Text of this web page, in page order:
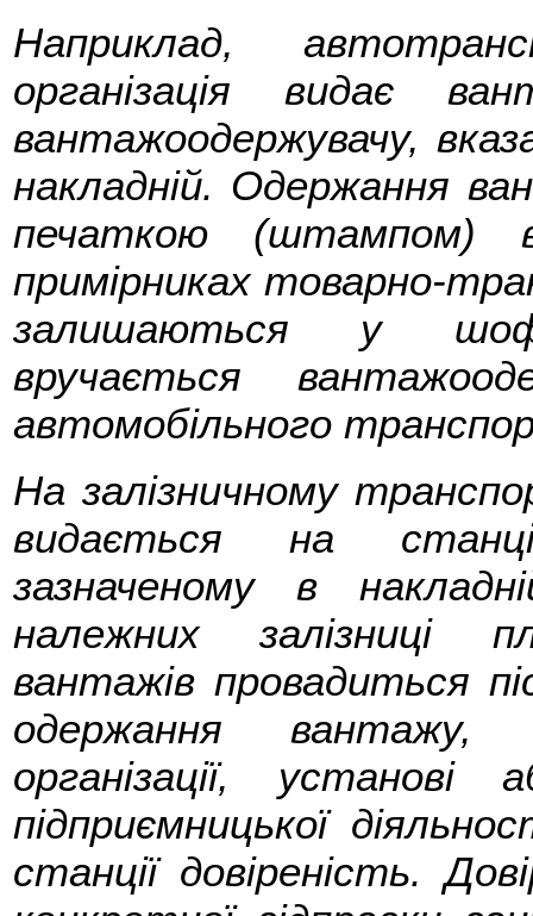
Наприклад,
організація видає
вантажоодержувачу,
накладній. Одержання
печаткою (штампом)
примірниках товарно-
залишаються у
вручається
автомобільного
На залізничному
видається на
зазначеному в
належних залізниці
вантажів провадиться
одержання вантажу,
організації,
підприємницької
станції довіреність.